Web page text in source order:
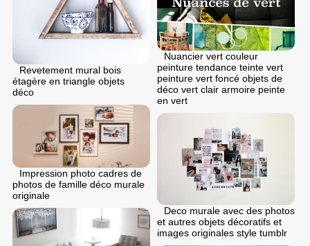
Revetement mural bois
étagère en triangle objets
déco
Nuancier vert couleur
peinture tendance teinte vert
peinture vert foncé objets de
déco vert clair armoire peinte
en vert
Impression photo cadres de
photos de famille déco murale
originale
Deco murale avec des photos
et autres objets décoratifs et
images originales style tumblr